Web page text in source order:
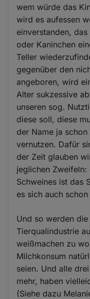
wem würde das
wird es aufessen
einverstanden,
oder Kaninchen
Teller
gegenüber den
angeboren, wird
Alter sukzessive
unseren sog.
diese soll, diese
der Name ja
vernutzen. Dafür
der Zeit glauben
jeglichen Zweifeln:
Schweines ist das
es sich auch
Und so werden
Tierqualindustrie
weißmachen zu
Milchkonsum
seien. Und alle
mehr, haben
(Siehe dazu